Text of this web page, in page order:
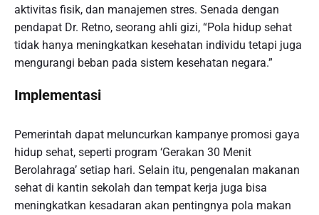
aktivitas fisik, dan manajemen stres. Senada dengan
pendapat Dr. Retno, seorang ahli gizi, “Pola hidup sehat
tidak hanya meningkatkan kesehatan individu tetapi juga
mengurangi beban pada sistem kesehatan negara.”
Implementasi
Pemerintah dapat meluncurkan kampanye promosi gaya
hidup sehat, seperti program ‘Gerakan 30 Menit
Berolahraga’ setiap hari. Selain itu, pengenalan makanan
sehat di kantin sekolah dan tempat kerja juga bisa
meningkatkan kesadaran akan pentingnya pola makan